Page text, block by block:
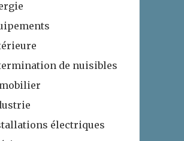
de nuisibles
électriques